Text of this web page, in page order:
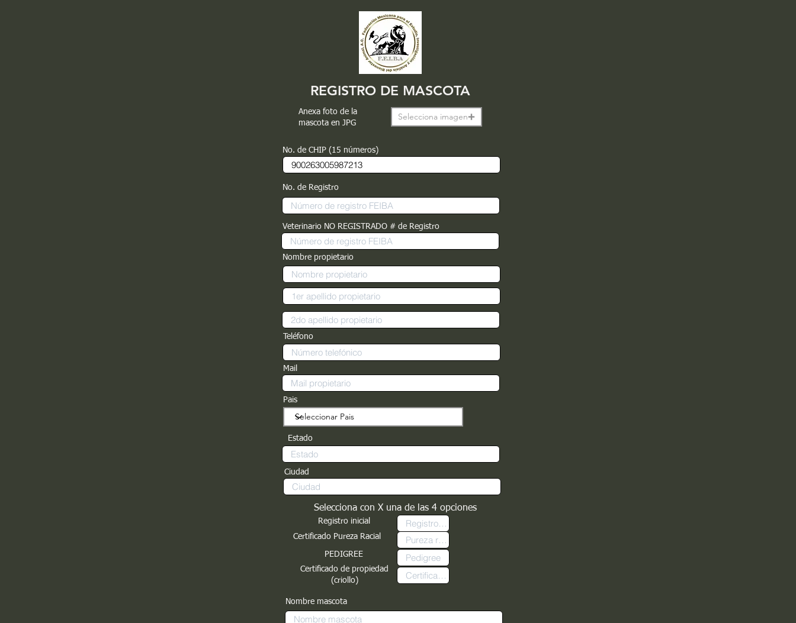
REGISTRO DE MASCOTA
Selecciona imagen
Anexa foto de la
mascota en JPG
No. de CHIP (15 números)
No. de Registro
Veterinario NO REGISTRADO # de Registro
Nombre propietario
Teléfono
Mail
Pais
Estado
Ciudad
Selecciona con X una de las 4 opciones
Registro inicial
Certificado Pureza Racial
PEDIGREE
Certificado de propiedad
(criollo)
Nombre mascota